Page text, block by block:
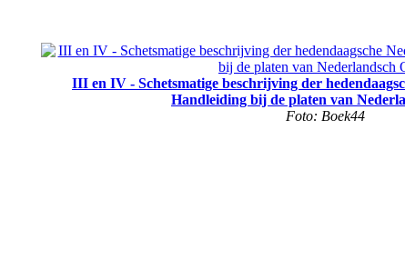
III en IV - Schetsmatige beschrijving der
Handleiding bij de platen van
Foto: Boek44